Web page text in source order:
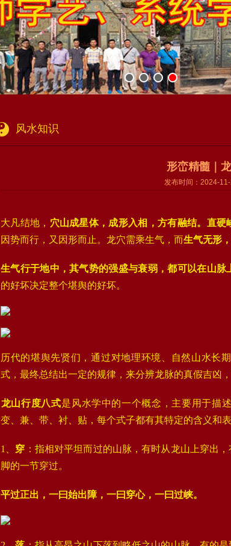
1 2 3 4
风水知识
形峦精髓｜
发布时间：2024-
大凡结地， 穴山成星体，成形入相，方有融结。直硬
因势而行，又因形而止。龙穴需乘生气，而生气无形
生气行于地中，其气势的强盛与衰弱，都可以在山脉
的好坏决定整个堪舆的好坏。
历代的堪舆先贤们，通过对地理环境、自然山水长
式，最终总结出一定的规律，来分辨龙脉的真假吉凶，
‌龙山行度八式是风水学中的一个概念，主要用于描
变、兼、带、衬、贴，每个式子都有其特定的含义和表
1、‌ 穿 ：指相对平坦而过的山脉，有时从龙山上穿出
脚的一节穿过‌。
平过正出，一曰始出障，一曰穿心，一曰过峡。